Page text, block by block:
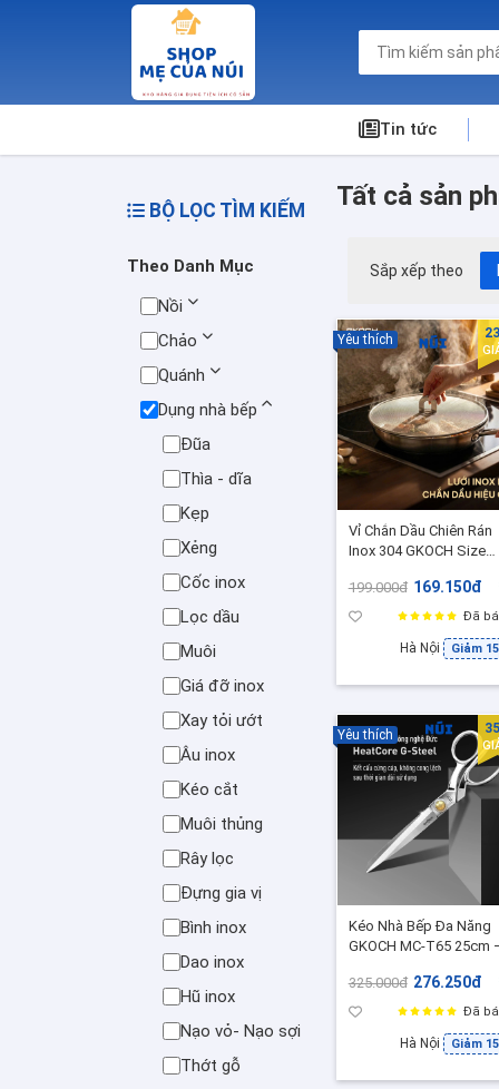
Tin tức
BỘ LỌC TÌM KIẾM
Theo Danh Mục
Nồi
Chảo
Quánh
Dụng nhà bếp
Đũa
Thìa - dĩa
Kẹp
Xẻng
Cốc inox
Lọc dầu
Muôi
Giá đỡ inox
Xay tỏi ướt
Âu inox
Kéo cắt
Muôi thủng
Rây lọc
Đựng gia vị
Bình inox
Dao inox
Hũ inox
Nạo vỏ- Nạo sợi
Thớt gỗ
Tất cả sản
Sắp xếp theo
Vỉ Chắn Dầu Chiên Rán
Inox 304 GKOCH Size
Chống Văng Dầu Hiệu
Quả,model: YC-T133
199.000đ 169.150đ
Đã
Hà Nội Giảm
Yêu thích
Kéo Nhà Bếp Đa Năng
GKOCH MC-T65 25cm
Cá Nhanh Gọn
325.000đ 276.250đ
Đã
Hà Nội Giảm
Yêu thích